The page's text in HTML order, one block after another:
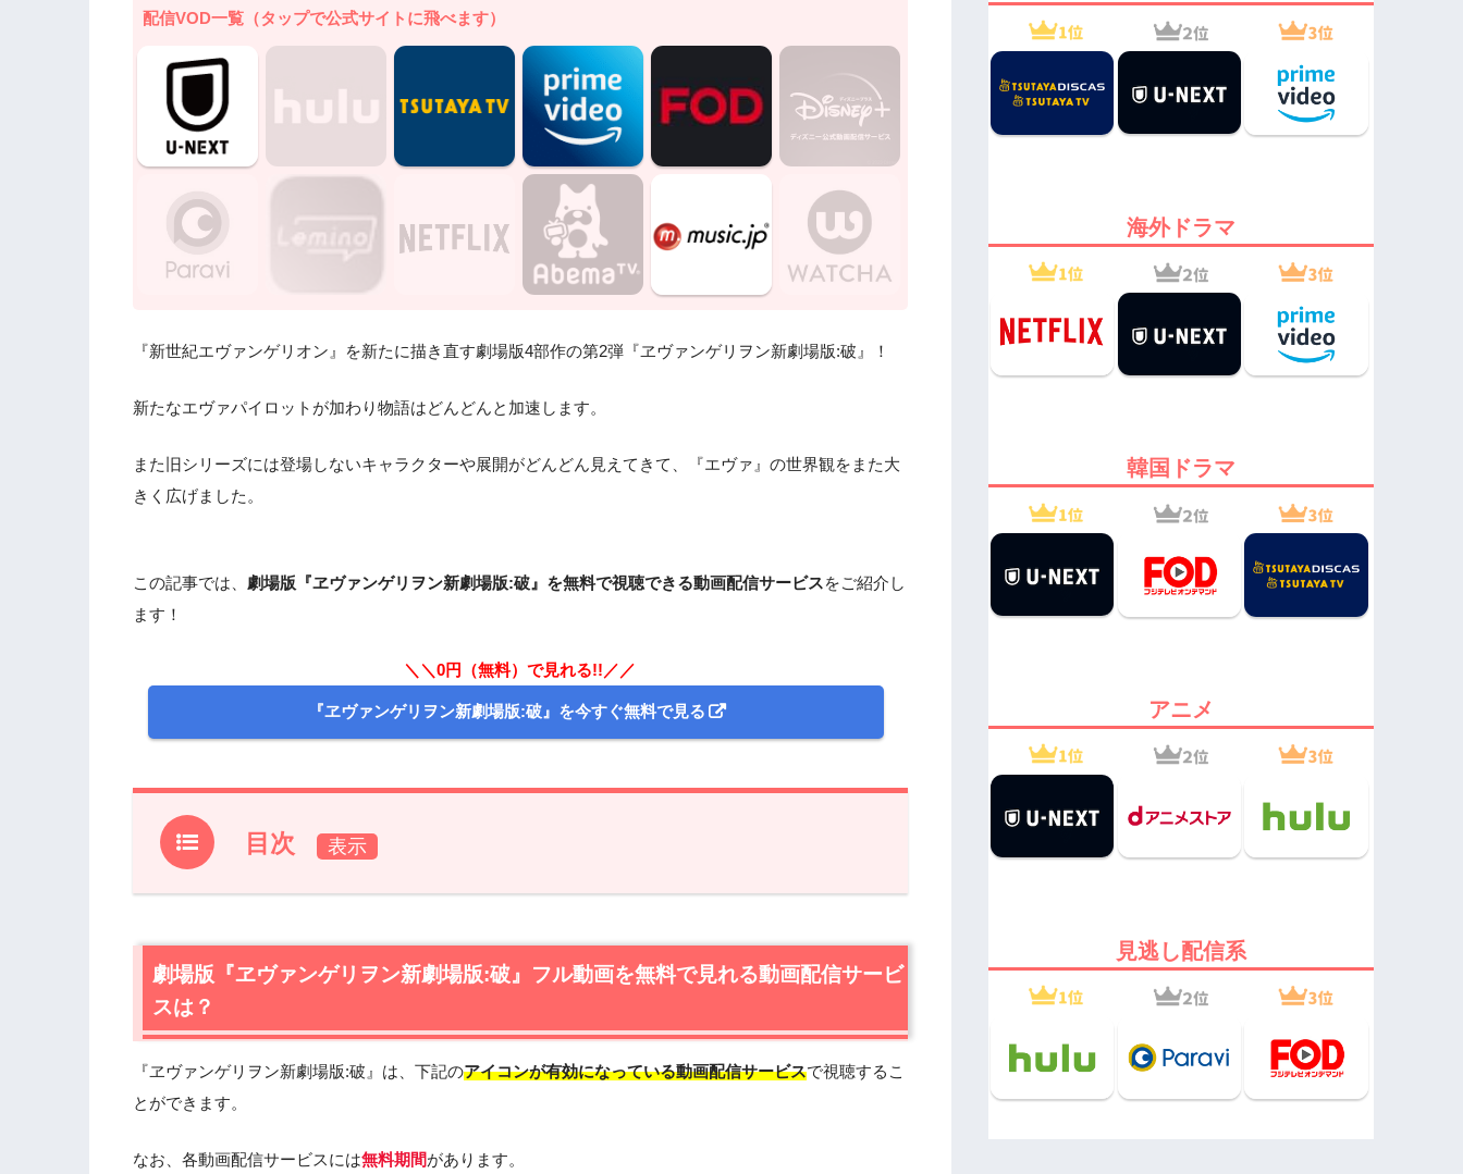
配信VOD一覧（タップで公式サイトに飛べます）
『新世紀エヴァンゲリオン』を新たに描き直す劇場版4部作の第2弾『ヱヴァンゲリヲン新劇場版:破』！
新たなエヴァパイロットが加わり物語はどんどんと加速します。
また旧シリーズには登場しないキャラクターや展開がどんどん見えてきて、『エヴァ』の世界観をまた大
きく広げました。
この記事では、 劇場版『ヱヴァンゲリヲン新劇場版:破』を無料で視聴できる動画配信サービスをご紹介し
ます！
＼＼0円（無料）で見れる!!／／
『ヱヴァンゲリヲン新劇場版:破』を今すぐ無料で見る
目次
1.劇場版『ヱヴァンゲリヲン新劇場版:破』フル動画を無料で見れる動画配信サービスは？
おすすめ
2.映画『ヱヴァンゲリヲン新劇場版:破』作品情報
2.1映画『ヱヴァンゲリヲン新劇場版:破』あらすじ
2.2映画『ヱヴァンゲリヲン新劇場版:破』キャスト・登場人物
2.4映画『ヱヴァンゲリヲン新劇場版:破』原作漫画も読みたい方へ
劇場版『ヱヴァンゲリヲン新劇場版:破』フル動画を無料で見れる動画配信サービ
スは？
『ヱヴァンゲリヲン新劇場版:破』は、下記のアイコンが有効になっている動画配信サービスで視聴するこ
とができます。
なお、各動画配信サービスには無料期間があります。
海外ドラマ
韓国ドラマ
アニメ
見逃し配信系